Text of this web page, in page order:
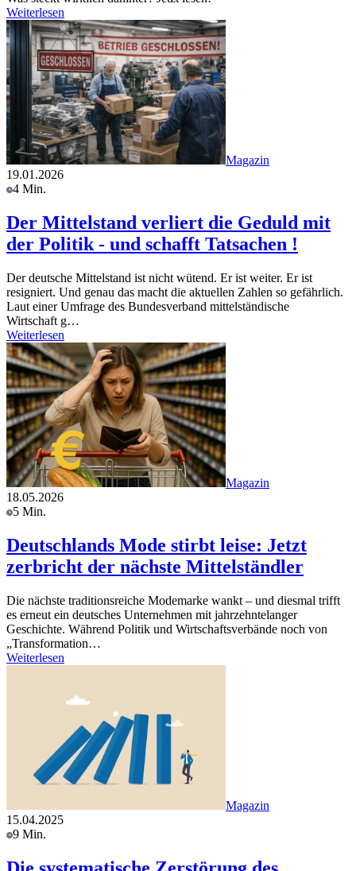
Weiterlesen
Magazin
19.01.2026
4 Min.
Der Mittelstand verliert die Geduld mit
der Politik - und schafft Tatsachen !
Der deutsche Mittelstand ist nicht wütend. Er ist weiter. Er ist
resigniert. Und genau das macht die aktuellen Zahlen so gefährlich.
Laut einer Umfrage des Bundesverband mittelständische
Wirtschaft g…
Weiterlesen
Magazin
18.05.2026
5 Min.
Deutschlands Mode stirbt leise: Jetzt
zerbricht der nächste Mittelständler
Die nächste traditionsreiche Modemarke wankt – und diesmal trifft
es erneut ein deutsches Unternehmen mit jahrzehntelanger
Geschichte. Während Politik und Wirtschaftsverbände noch von
„Transformation…
Weiterlesen
Magazin
15.04.2025
9 Min.